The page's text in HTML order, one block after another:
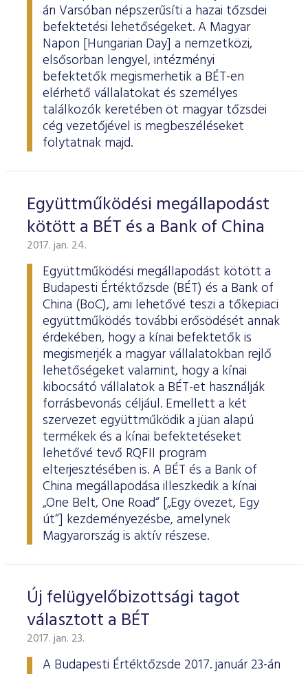
ESG Útmutató
án Varsóban népszerűsíti a hazai tőzsdei
befektetési lehetőségeket. A Magyar
Napon [Hungarian Day] a nemzetközi,
elsősorban lengyel, intézményi
befektetők megismerhetik a BÉT-en
elérhető vállalatokat és személyes
találkozók keretében öt magyar tőzsdei
cég vezetőjével is megbeszéléseket
folytatnak majd.
Együttműködési megállapodást
kötött a BÉT és a Bank of China
2017. jan. 24.
Együttműködési megállapodást kötött a
Budapesti Értéktőzsde (BÉT) és a Bank of
China (BoC), ami lehetővé teszi a tőkepiaci
együttműködés további erősödését annak
érdekében, hogy a kínai befektetők is
megismerjék a magyar vállalatokban rejlő
lehetőségeket valamint, hogy a kínai
kibocsátó vállalatok a BÉT-et használják
forrásbevonás céljául. Emellett a két
szervezet együttműködik a jüan alapú
termékek és a kínai befektetéseket
lehetővé tevő RQFII program
elterjesztésében is. A BÉT és a Bank of
China megállapodása illeszkedik a kínai
„One Belt, One Road“ [„Egy övezet, Egy
út“] kezdeményezésbe, amelynek
Magyarország is aktív részese.
Új felügyelőbizottsági tagot
választott a BÉT
2017. jan. 23.
A Budapesti Értéktőzsde 2017. január 23-án